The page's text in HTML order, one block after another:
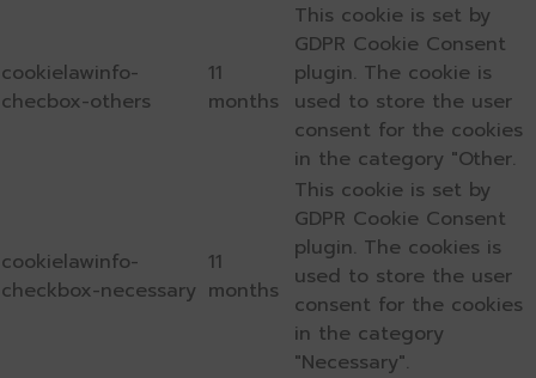
cookielawinfo-
checbox-others
11
months
This cookie is set by
GDPR Cookie Consent
plugin. The cookie is
used to store the user
consent for the cookies
in the category "Other.
cookielawinfo-
checkbox-necessary
11
months
This cookie is set by
GDPR Cookie Consent
plugin. The cookies is
used to store the user
consent for the cookies
in the category
"Necessary".